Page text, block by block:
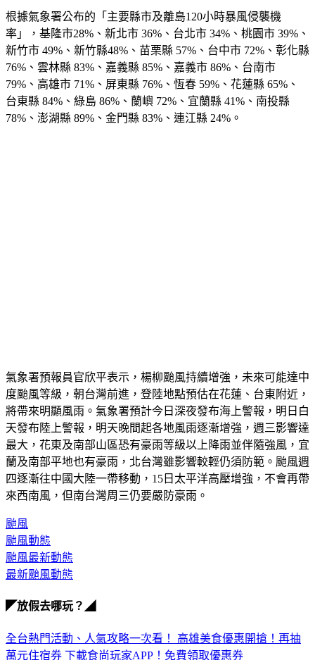
根據氣象署公布的「主要縣市及離島120小時暴風侵襲機
率」，基隆市28%、新北市 36%、台北市 34%、桃園市 39%、
新竹市 49%、新竹縣48%、苗栗縣 57%、台中市 72%、彰化縣
76%、 雲林縣 83%、嘉義縣 85%、嘉義市 86% 、台南市
79%、高雄市 71%、屏東縣 76%、恆春 59%、花蓮縣 65%、
台東縣 84%、綠島 86% 、蘭嶼 72%、宜蘭縣 41%、南投縣
78%、 澎湖縣 89%、金門縣 83% 、連江縣 24%。
氣象署預報員官欣平表示，楊柳颱風持續增強，未來可能達中
度颱風等級，朝台灣前進，登陸地點預估在花蓮、台東附近，
將帶來明顯風雨。氣象署預計今日深夜發布海上警報，明日白
天發布陸上警報，明天晚間起各地風雨逐漸增強，週三影響達
最大，花東及南部山區恐有豪雨等級以上降雨並伴隨強風，宜
蘭及南部平地也有豪雨，北台灣雖影響較輕仍須防範。颱風週
四逐漸往中國大陸一帶移動，15日太平洋高壓增強，不會再帶
來西南風，但南台灣周三仍要嚴防豪雨。
颱風
颱風動態
颱風最新動態
最新颱風動態
◤放假去哪玩？◢
全台熱門活動、人氣攻略一次看！ 高雄美食優惠開搶！再抽
萬元住宿券 下載食尚玩家APP！免費領取優惠券